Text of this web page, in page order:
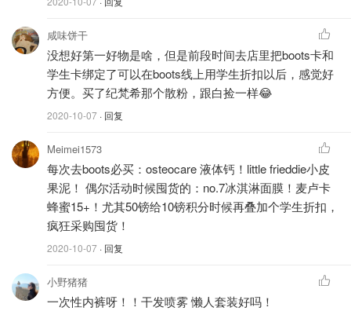
万事具备只欠东风，小伙们躁起来，欢迎
大力神回复+围
观！
记得点击收藏本帖，精彩回复实时看。转发邀请更多的同好
一起讨论吧！
也欢迎为问答栏目提供问题
咸味饼干
没想好第一好物是啥，但是前段时间去店里把boots卡和
学生卡绑定了可以在boots线上用学生折扣以后，感觉好
方便。买了纪梵希那个散粉，跟白捡一样😂
2020-10-07 · 回复
Meimei1573
每次去boots必买：osteocare 液体钙！little frieddie小皮
果泥！ 偶尔活动时候囤货的：no.7冰淇淋面膜！麦卢卡
蜂蜜15+！尤其50镑给10镑积分时候再叠加个学生折扣，
疯狂采购囤货！
2020-10-07 · 回复
小野猪猪
一次性内裤呀！！干发喷雾 懒人套装好吗！